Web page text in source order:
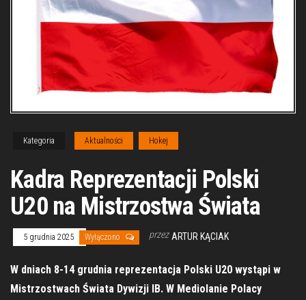
Kategoria Aktualności Hokej
Kadra Reprezentacji Polski
U20 na Mistrzostwa Świata
5 grudnia 2025 Wyłączono przez ARTUR KĄCIAK
W dniach 8-14 grudnia reprezentacja Polski U20 wystąpi w
Mistrzostwach Świata Dywizji IB. W Mediolanie Polacy